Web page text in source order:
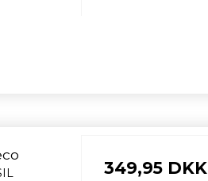
349,95 DKK